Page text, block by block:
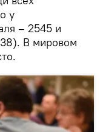
у
– 2545 и
В мировом